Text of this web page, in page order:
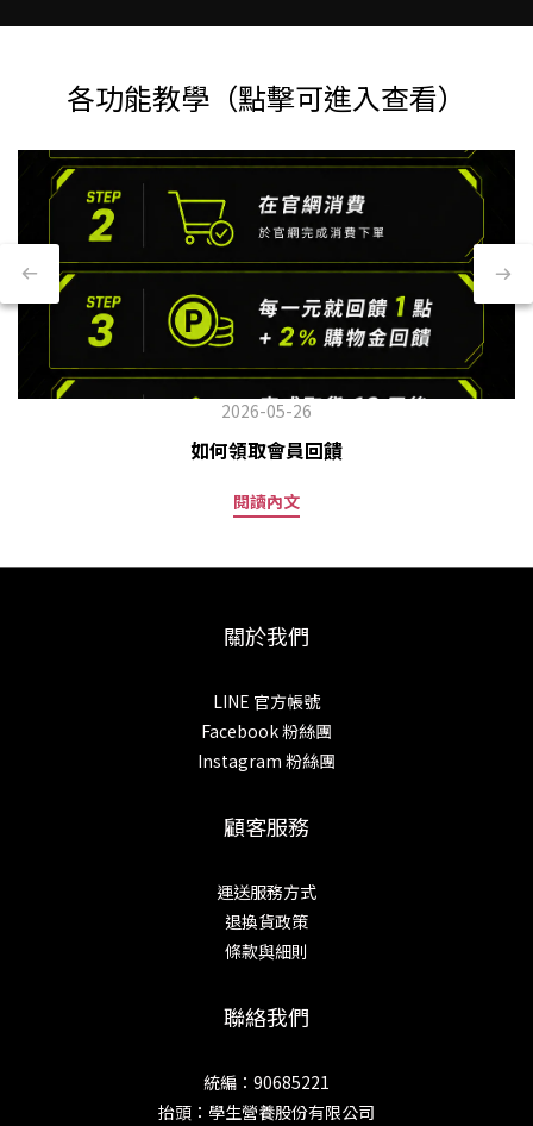
巨吃：突破極限 力量 UP! 輸入
扣！ #乳清超商 #N式肌酸 #臥
推200 #突破極限 #力量開外掛
各功能教學（點擊可進入查看）
2026-05-26
如何領取會員回饋
閱讀內文
關於我們
LINE 官方帳號
Facebook 粉絲團
Instagram 粉絲團
顧客服務
運送服務方式
退換貨政策
條款與細則
聯絡我們
統編：90685221
抬頭：學生營養股份有限公司